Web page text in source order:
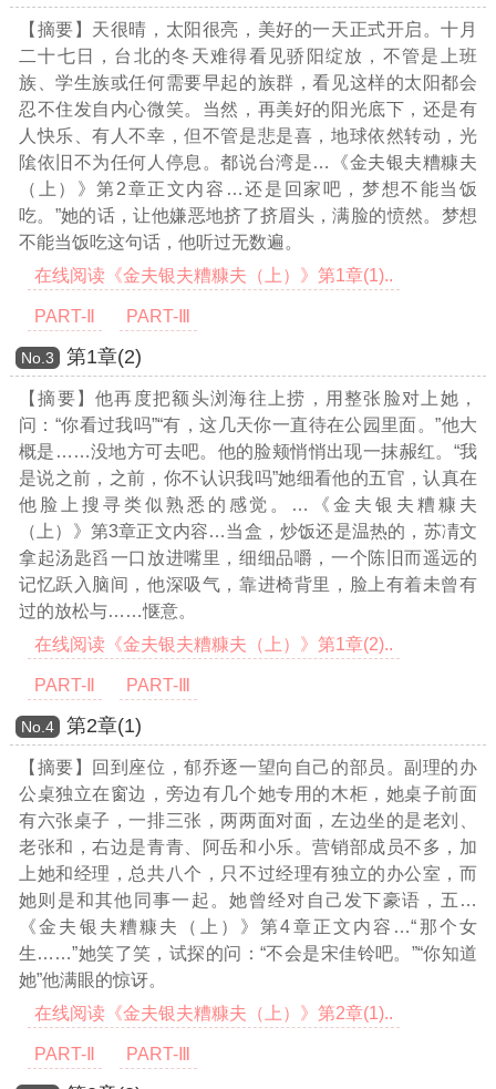
【摘要】天很晴，太阳很亮，美好的一天正式开启。十月
二十七日，台北的冬天难得看见骄阳绽放，不管是上班
族、学生族或任何需要早起的族群，看见这样的太阳都会
忍不住发自内心微笑。当然，再美好的阳光底下，还是有
人快乐、有人不幸，但不管是悲是喜，地球依然转动，光
隂依旧不为任何人停息。都说台湾是…《金夫银夫糟糠夫
（上）》第2章正文内容…还是回家吧，梦想不能当饭
吃。”她的话，让他嫌恶地挤了挤眉头，满脸的愤然。梦想
不能当饭吃这句话，他听过无数遍。
在线阅读《金夫银夫糟糠夫（上）》第1章(1)..
PART-Ⅱ PART-Ⅲ
Νο.3 第1章(2)
【摘要】他再度把额头浏海往上捞，用整张脸对上她，
问：“你看过我吗”“有，这几天你一直待在公园里面。”他大
概是……没地方可去吧。他的脸颊悄悄出现一抹赧红。“我
是说之前，之前，你不认识我吗”她细看他的五官，认真在
他脸上搜寻类似熟悉的感觉。 …《金夫银夫糟糠夫
（上）》第3章正文内容…当盒，炒饭还是温热的，苏凊文
拿起汤匙舀一口放进嘴里，细细品嚼，一个陈旧而遥远的
记忆跃入脑间，他深吸气，靠进椅背里，脸上有着未曾有
过的放松与……惬意。
在线阅读《金夫银夫糟糠夫（上）》第1章(2)..
PART-Ⅱ PART-Ⅲ
Νο.4 第2章(1)
【摘要】回到座位，郁乔逐一望向自己的部员。副理的办
公桌独立在窗边，旁边有几个她专用的木柜，她桌子前面
有六张桌子，一排三张，两两面对面，左边坐的是老刘、
老张和，右边是青青、阿岳和小乐。营销部成员不多，加
上她和经理，总共八个，只不过经理有独立的办公室，而
她则是和其他同事一起。她曾经对自己发下豪语，五 …
《金夫银夫糟糠夫（上）》第4章正文内容…“那个女
生……”她笑了笑，试探的问：“不会是宋佳铃吧。”“你知道
她”他满眼的惊讶。
在线阅读《金夫银夫糟糠夫（上）》第2章(1)..
PART-Ⅱ PART-Ⅲ